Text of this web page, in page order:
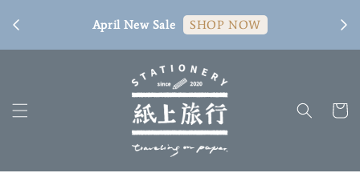
April New Sale SHOP NOW